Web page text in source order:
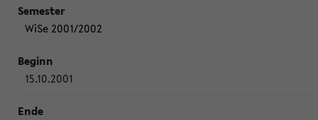
WiSe 2001/2002
15.10.2001